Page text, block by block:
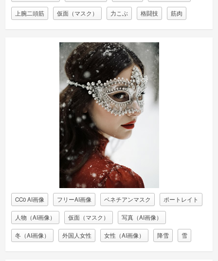
上腕二頭筋 仮面（マスク） 力こぶ 格闘技 筋肉
CC0 AI画像 フリーAI画像 ベネチアンマスク ポートレイト
人物（AI画像） 仮面（マスク） 写真（AI画像）
冬（AI画像） 外国人女性 女性（AI画像） 降雪 雪